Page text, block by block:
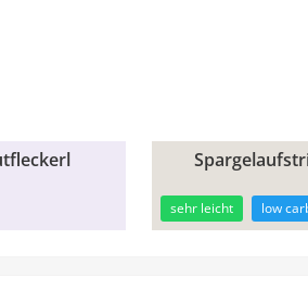
sehr leicht low